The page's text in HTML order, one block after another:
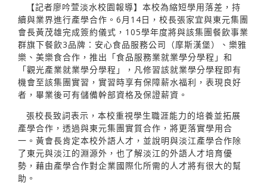
【記者廖吟萱淡水校園報導】本校為縮短學用落差，持
續與業界進行產學合作。6月14日，校長張家宜與東元集團
會長黃茂雄完成簽約儀式，105學年度將與該集團餐飲事業
群旗下餐飲3品牌：安心食品服務公司（摩斯漢堡）、樂雅
樂、美樂食合作，推出「食品服務業就業學分學程」和
「觀光產業就業學分學程」，凡修習該就業學分學程即有
機會至該集團實習，實習時享有保障薪水福利，表現良好
者，畢業後可有儲備幹部資格及保證薪資。
張校長致詞表示，本校重視學生職涯能力的培養並拓展
產學合作，透過與東元集團實質合作，將更落實學用合
一。黃會長肯定本校外語人才，並說明與淡江產學合作除
了東元與淡江的淵源外，也了解淡江的外語人才培育優
勢，藉由產學合作對企業國際化所需的人才將有很大的幫
助。